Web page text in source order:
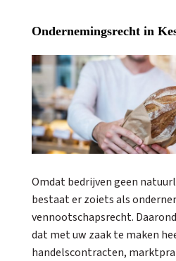
Ondernemingsrecht in
Omdat bedrijven geen
bestaat er zoiets als
vennootschapsrecht.
dat met uw zaak te maken
handelscontracten,